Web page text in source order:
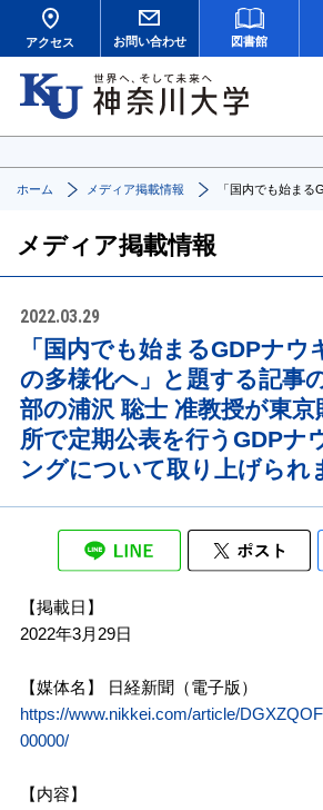
アクセス お問い合わせ 図書館
ホーム メディア掲載情報 「国内でも始ま
メディア掲載情報
2022.03.29
「国内でも始まるGDPナ
の多様化へ」と題する記事
部の浦沢 聡士 准教授が東京
所で定期公表を行うGDPナ
ングについて取り上げられ
【掲載日】
2022年3月29日
【媒体名】 日経新聞（電子版）
https://www.nikkei.com/article/
00000/
【内容】